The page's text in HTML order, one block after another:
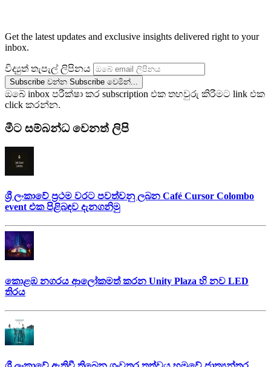
Get the latest updates and exclusive insights delivered right to your
inbox.
විද්‍යුත් තැපැල් ලිපිනය
Subscribe වන්න Subscribe වෙමින්...
ඔබේ inbox පරීක්ෂා කර subscription එක තහවුරු කිරීමට link එක
click කරන්න.
මීට සම්බන්ධ වෙනත් ලිපි
ශ්‍රී ලංකාවේ ප්‍රථම වරට පවත්වනු ලබන Café Cursor Colombo
event එක පිළිබඳව දැනගනිමු
කොළඹ නගරය ආලෝකමත් කරන Unity Plaza හි නව LED
තිරය